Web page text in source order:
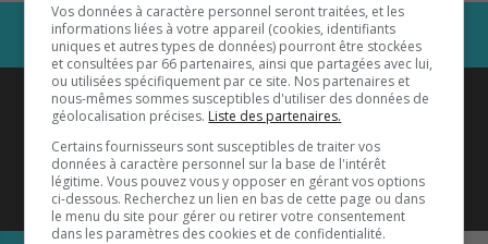
Coyote New Countryest diffusé
également sur1033 HD2
Écoutez-nous aussi sur…
Vos données à caractère personnel seront traitées, et les
informations liées à votre appareil (cookies, identifiants
uniques et autres types de données) pourront être stockées
et consultées par 66 partenaires, ainsi que partagées avec lui,
ou utilisées spécifiquement par ce site. Nos partenaires et
nous-mêmes sommes susceptibles d'utiliser des données de
géolocalisation précises. Liste des partenaires.
Certains fournisseurs sont susceptibles de traiter vos
données à caractère personnel sur la base de l'intérêt
légitime. Vous pouvez vous y opposer en gérant vos options
ci-dessous. Recherchez un lien en bas de cette page ou dans
le menu du site pour gérer ou retirer votre consentement
dans les paramètres des cookies et de confidentialité.